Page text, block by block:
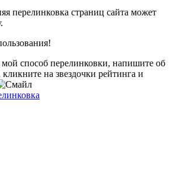
перелинковка страниц сайта может
способ перелинковки, напишите об
на звездочки рейтинга и